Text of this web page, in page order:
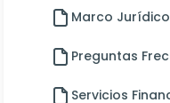
Marco Jurídico
Preguntas
Servicios